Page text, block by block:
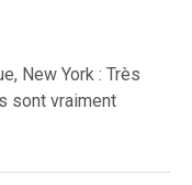
New York : Très
sont vraiment